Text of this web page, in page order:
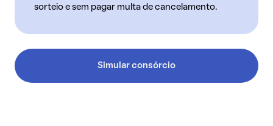
sorteio e sem pagar multa de cancelamento.
Simular consórcio